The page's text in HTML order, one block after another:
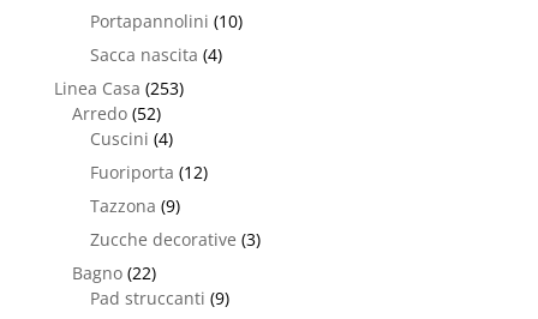
Portapannolini (10)
Sacca nascita (4)
Linea Casa (253)
Arredo (52)
Cuscini (4)
Fuoriporta (12)
Tazzona (9)
Zucche decorative (3)
Bagno (22)
Pad struccanti (9)